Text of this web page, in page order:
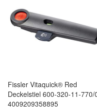
Fissler Vitaquick® Red
Deckelstiel 600-320-11-770/
4009209358895